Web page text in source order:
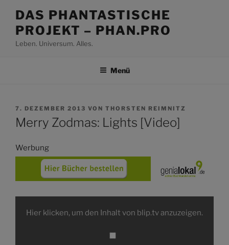
Inhalt
springen
DAS PHANTASTISCHE
PROJEKT – PHAN.PRO
Leben. Universum. Alles.
Menü
VERÖFFENTLICHT
AM
7. DEZEMBER 2013 VON THORSTEN REIMNITZ
Merry Zodmas: Lights [Video]
Werbung
Inhalt
blip.tv
Hier klicken, um den Inhalt von blip.tv anzuzeigen.